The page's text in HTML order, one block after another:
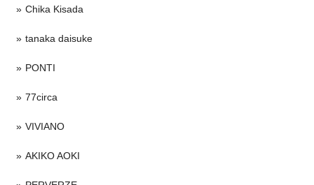
Chika Kisada
tanaka daisuke
PONTI
77circa
VIVIANO
AKIKO AOKI